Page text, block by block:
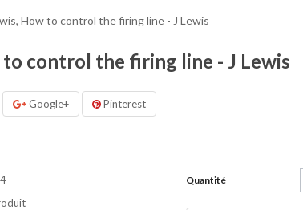
How to control the firing line - J Lewis
to control the firing line - J Lewis
Google+ Pinterest
Quantité